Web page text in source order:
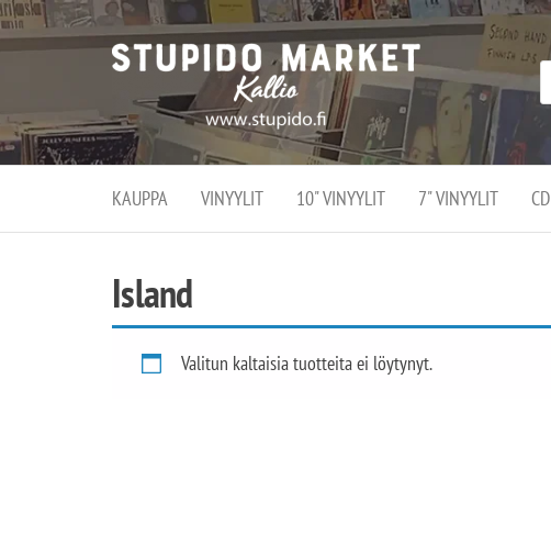
Stupido
Market –
verkossa
ja
kivijalassa
Stupido Market on
vaihtoehtomusaan
erikoistunut
verkko- sekä
kivijalkakauppa
Helsingissä
Kallion
KAUPPA VINYYLIT 10" VINYYLIT 7" VINYYLIT CD
Island
Valitun kaltaisia tuotteita ei löytynyt.